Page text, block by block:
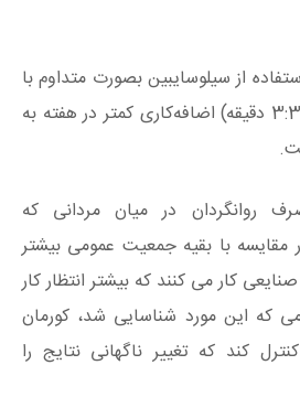
از سیلوسایبین بصورت متداوم با
تقریباً 0.06 ساعت (یا 3:36 دقیقه) اضافه‌کاری کمتر در هفته به
روانگردان در میان مردانی که
مقایسه با بقیه جمعیت عمومی بیشتر
کار می کنند که بیشتر انتظار کار
که این مورد شناسایی شد، کورمان
کند که تغییر ناگهانی نتایج را